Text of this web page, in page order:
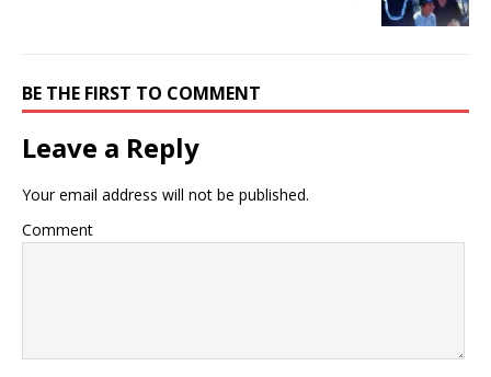
ま
す
)
い
ウ
ィ
ド
ウ
き
ま
す
)
BE THE FIRST TO COMMENT
Leave a Reply
Your email address will not be published.
Comment